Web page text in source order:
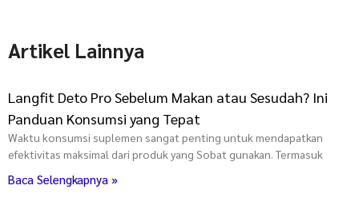
Artikel Lainnya
Langfit Deto Pro Sebelum Makan atau Sesudah? Ini
Panduan Konsumsi yang Tepat
Waktu konsumsi suplemen sangat penting untuk mendapatkan
efektivitas maksimal dari produk yang Sobat gunakan. Termasuk
Baca Selengkapnya »